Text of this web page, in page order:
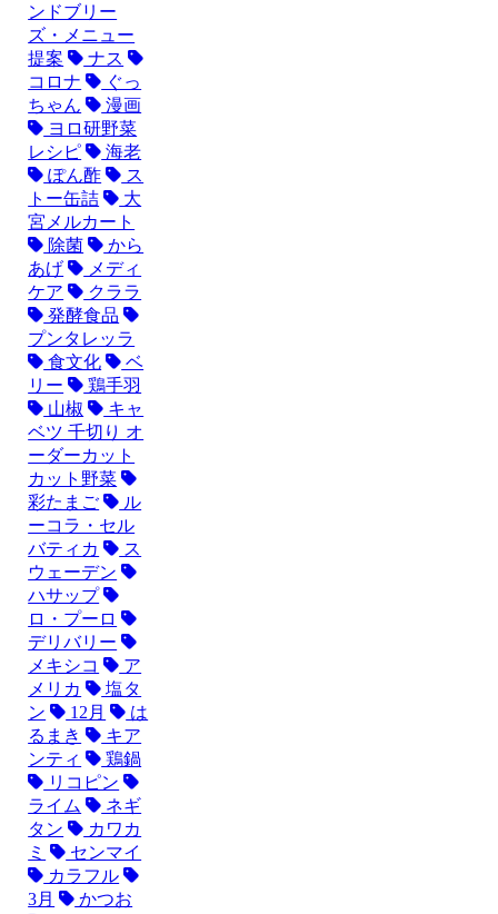
ンドブリー
ズ・メニュー
提案
ナス
コロナ
ぐっ
ちゃん
漫画
ヨロ研野菜
レシピ
海老
ぽん酢
ス
トー缶詰
大
宮メルカート
除菌
から
あげ
メディ
ケア
クララ
発酵食品
プンタレッラ
食文化
ベ
リー
鶏手羽
山椒
キャ
ベツ 千切り オ
ーダーカット
カット野菜
彩たまご
ル
ーコラ・セル
バティカ
ス
ウェーデン
ハサップ
ロ・プーロ
デリバリー
メキシコ
ア
メリカ
塩タ
ン
12月
は
るまき
キア
ンティ
鶏鍋
リコピン
ライム
ネギ
タン
カワカ
ミ
センマイ
カラフル
3月
かつお